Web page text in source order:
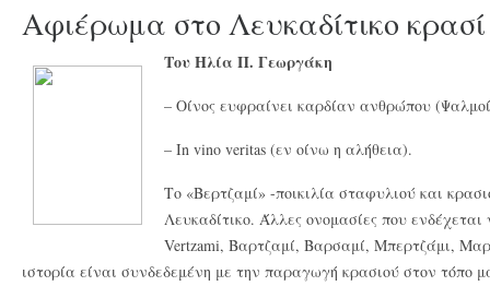
Αφιέρωμα στο Λευκαδίτικο κρασί
Του Ηλία Π. Γεωργάκη
– Οίνος ευφραίνει καρδίαν ανθρώπου
– In vino veritas (εν οίνω η αλήθεια).
Το «Βερτζαμί» -ποικιλία σταφυλιού και
Λευκαδίτικο. Άλλες ονομασίες που
Vertzami, Βαρτζαμί, Βαρσαμί, Μπερτζάμι,
ιστορία είναι συνδεδεμένη με την παραγωγή κρασιού στον τόπο